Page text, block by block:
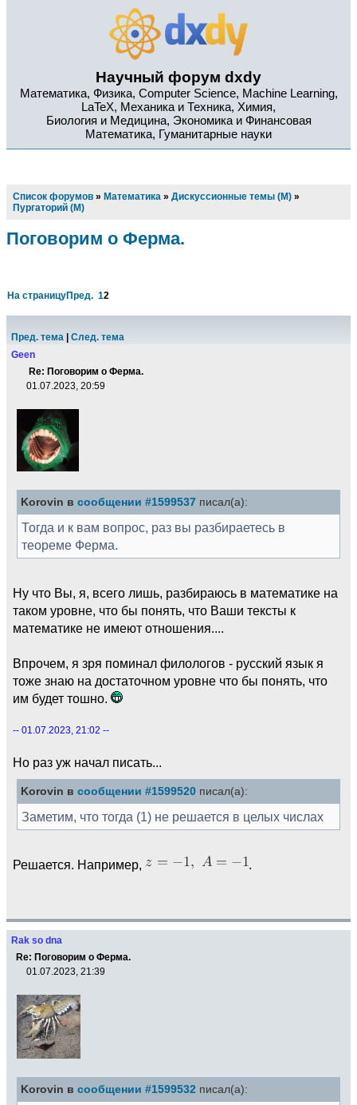
Научный форум dxdy
Математика, Физика, Computer Science, Machine Learning,
LaTeX, Механика и Техника, Химия,
Биология и Медицина, Экономика и Финансовая
Математика, Гуманитарные науки
Список форумов » Математика » Дискуссионные темы (М) »
Пургаторий (М)
Поговорим о Ферма.
На страницуПред. 12
Пред. тема
След. тема
Geen
Re: Поговорим о Ферма.
01.07.2023, 20:59
Korovin в сообщении #1599537 писал(а):
Тогда и к вам вопрос, раз вы разбираетесь в
теореме Ферма.
Ну что Вы, я, всего лишь, разбираюсь в математике на
таком уровне, что бы понять, что Ваши тексты к
математике не имеют отношения....
Впрочем, я зря поминал филологов - русский язык я
тоже знаю на достаточном уровне что бы понять, что
им будет тошно.
-- 01.07.2023, 21:02 --
Но раз уж начал писать...
Korovin в сообщении #1599520 писал(а):
Заметим, что тогда (1) не решается в целых числах
Решается. Например, .
Rak so dna
Re: Поговорим о Ферма.
01.07.2023, 21:39
Korovin в сообщении #1599532 писал(а):